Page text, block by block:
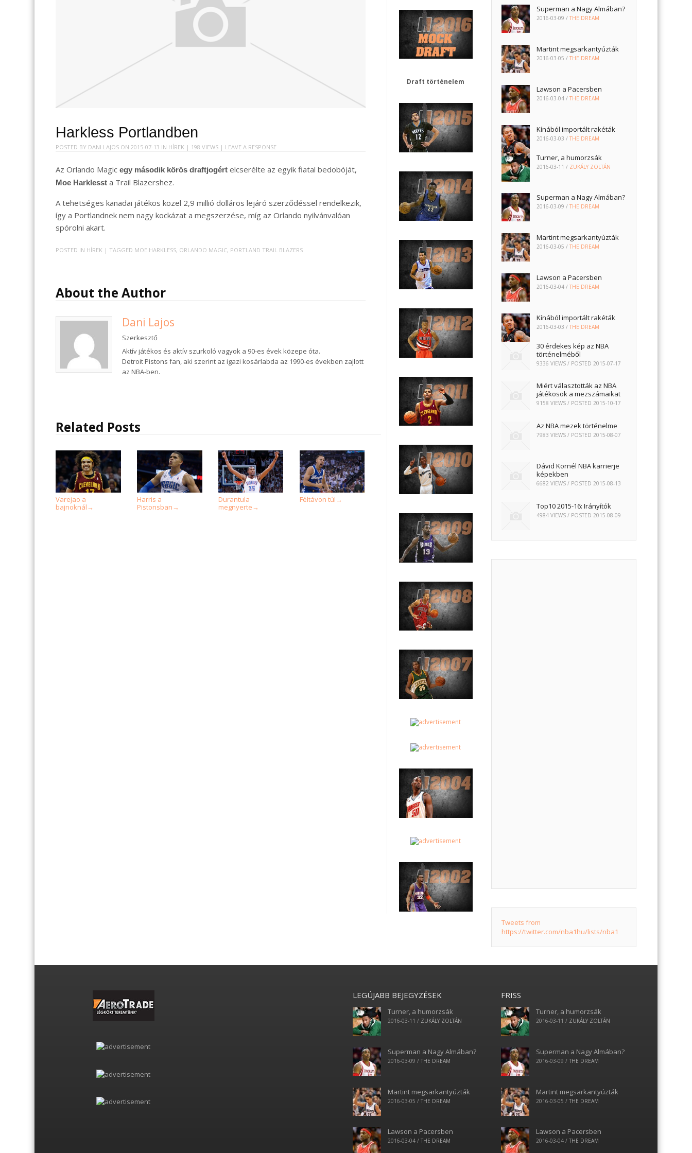
Harkless Portlandben
POSTED BY DANI LAJOS ON 2015-07-13 IN HÍREK | 198 VIEWS | LEAVE A RESPONSE
Az Orlando Magicegy második körös draftjogért elcserélte az egyik fiatal bedobóját,
Moe Harklesst a Trail Blazershez.
A tehetséges kanadai játékos közel 2,9 millió dolláros lejáró szerződéssel rendelkezik,
így a Portlandnek nem nagy kockázat a megszerzése, míg az Orlando nyilvánvalóan
spórolni akart.
POSTED IN HÍREK | TAGGED MOE HARKLESS, ORLANDO MAGIC, PORTLAND TRAIL BLAZERS
About the Author
Dani Lajos
Szerkesztő
Aktív játékos és aktív szurkoló vagyok a 90-es évek közepe óta.
Detroit Pistons fan, aki szerint az igazi kosárlabda az 1990-es években zajlott
az NBA-ben.
Related Posts
Varejao a
bajnoknál →
Harris a
Pistonsban →
Durantula
megnyerte →
Féltávon túl →
Superman a Nagy Almában?
2016-03-09 /THE DREAM
Martint megsarkantyúzták
2016-03-05 /THE DREAM
Lawson a Pacersben
2016-03-04 /THE DREAM
Kínából importált rakéták
2016-03-03 /THE DREAM
Turner, a humorzsák
2016-03-11 / ZUKÁLY ZOLTÁN
Superman a Nagy Almában?
2016-03-09 /THE DREAM
Martint megsarkantyúzták
2016-03-05 /THE DREAM
Lawson a Pacersben
2016-03-04 /THE DREAM
Kínából importált rakéták
2016-03-03 /THE DREAM
30 érdekes kép az NBA
történelméből
9336 VIEWS / POSTED 2015-07-17
Miért választották az NBA
játékosok a mezszámaikat
9158 VIEWS / POSTED2015-10-17
Az NBA mezek történelme
7983 VIEWS / POSTED2015-08-07
Dávid Kornél NBA karrierje
képekben
6682 VIEWS / POSTED2015-08-13
Top10 2015-16: Irányítók
4984 VIEWS / POSTED 2015-08-09
Tweets from
https://twitter.com/nba1hu/lists/nba1
Draft történelem
LEGÚJABB BEJEGYZÉSEK
Turner, a humorzsák
2016-03-11 / ZUKÁLY ZOLTÁN
Superman a Nagy Almában?
2016-03-09 / THE DREAM
Martint megsarkantyúzták
2016-03-05 / THE DREAM
Lawson a Pacersben
2016-03-04 / THE DREAM
FRISS
Turner, a humorzsák
2016-03-11 / ZUKÁLY ZOLTÁN
Superman a Nagy Almában?
2016-03-09 /THE DREAM
Martint megsarkantyúzták
2016-03-05 /THE DREAM
Lawson a Pacersben
2016-03-04 /THE DREAM